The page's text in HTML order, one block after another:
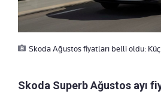
Skoda Ağustos fiyatları belli oldu:
Skoda Superb Ağustos ayı